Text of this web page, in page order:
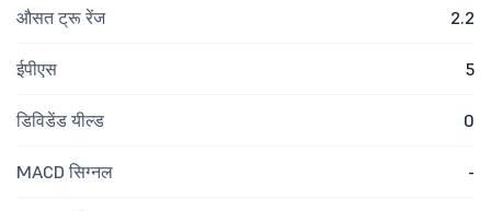
औसत ट्रू रेंज 2.2
ईपीएस 5
डिविडेंड यील्ड 0
MACD सिग्नल -